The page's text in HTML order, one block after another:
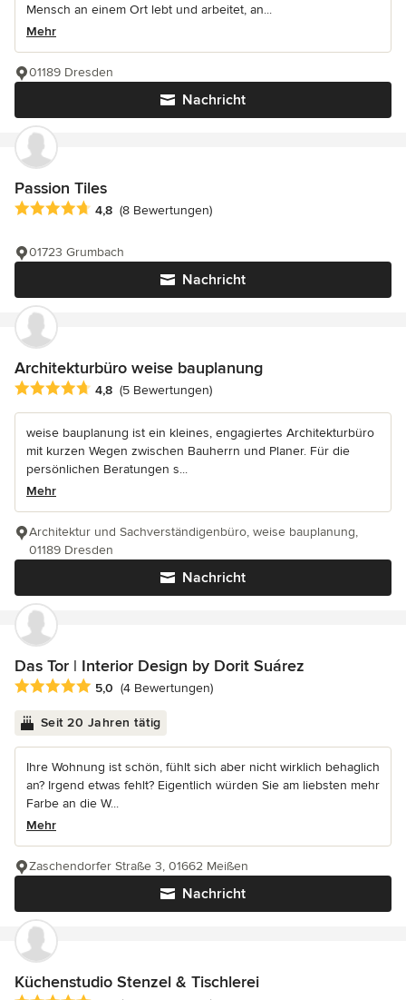
Mensch an einem Ort lebt und arbeitet, an...
Mehr
Nachricht
01189 Dresden
Passion Tiles
Durchschnittliche Bewertung: 4.8 von 5 Sternen
4,8 (8 Bewertungen)
Nachricht
01723 Grumbach
Architekturbüro weise bauplanung
Durchschnittliche Bewertung: 4.8 von 5 Sternen
4,8 (5 Bewertungen)
weise bauplanung ist ein kleines, engagiertes Architekturbüro
mit kurzen Wegen zwischen Bauherrn und Planer. Für die
persönlichen Beratungen s...
Mehr
Nachricht
Architektur und Sachverständigenbüro, weise bauplanung,
01189 Dresden
Das Tor | Interior Design by Dorit Suárez
Durchschnittliche Bewertung: 5 von 5 Sternen
5,0 (4 Bewertungen)
Seit 20 Jahren tätig
Ihre Wohnung ist schön, fühlt sich aber nicht wirklich behaglich
an? Irgend etwas fehlt? Eigentlich würden Sie am liebsten mehr
Farbe an die W...
Mehr
Nachricht
Zaschendorfer Straße 3, 01662 Meißen
Küchenstudio Stenzel & Tischlerei